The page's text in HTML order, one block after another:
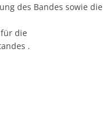
des Bandes sowie die
die
.